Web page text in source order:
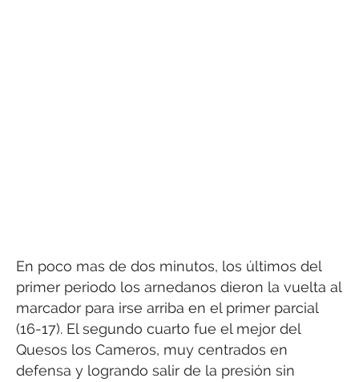
En poco mas de dos minutos, los últimos del
primer periodo los arnedanos dieron la vuelta al
marcador para irse arriba en el primer parcial
(16-17). El segundo cuarto fue el mejor del
Quesos los Cameros, muy centrados en
defensa y logrando salir de la presión sin